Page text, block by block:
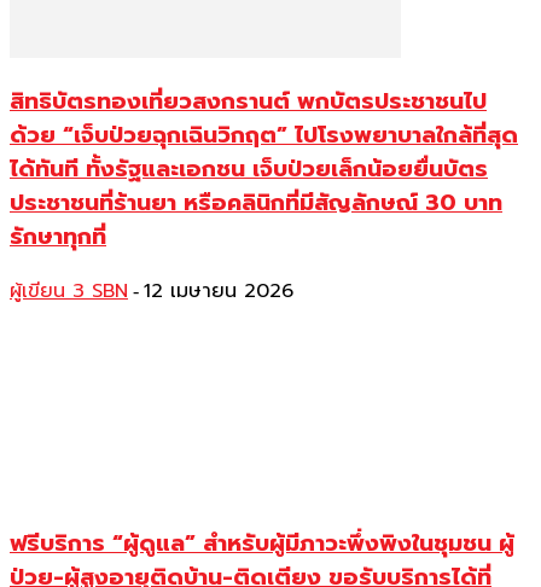
สิทธิบัตรทองเที่ยวสงกรานต์ พกบัตรประชาชนไป
ด้วย “เจ็บป่วยฉุกเฉินวิกฤต” ไปโรงพยาบาลใกล้ที่สุด
ได้ทันที ทั้งรัฐและเอกชน เจ็บป่วยเล็กน้อยยื่นบัตร
ประชาชนที่ร้านยา หรือคลินิกที่มีสัญลักษณ์ 30 บาท
รักษาทุกที่
ผู้เขียน 3 SBN - 12 เมษายน 2026
ฟรีบริการ “ผู้ดูแล” สำหรับผู้มีภาวะพึ่งพิงในชุมชน ผู้
ป่วย-ผู้สูงอายุติดบ้าน-ติดเตียง ขอรับบริการได้ที่